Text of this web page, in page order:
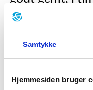
Samtykke
Hjemmesiden bruger
stønnende,
jeg
Samuel Beckett